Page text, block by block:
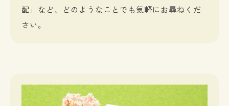
配」など、どのようなことでも気軽にお尋ねくだ
さい。